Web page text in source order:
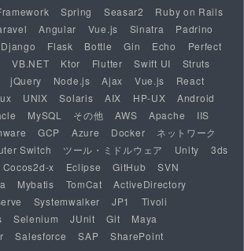
Spring Seasar2
Ruby on Rails
Angular Vue.js Sinatra
Padrino
Django Flask Bottle Gin Echo
Perfect
VB.NET Ktor Flutter Swift UI
Struts
jQuery Node.js Ajax Vue.js
React
UNIX Solaris AIX HP-UX
Android
MySQL その他 AWS Apache
IIS
GCP Azure Docker
ネットワーク
Switch ツール・ミドルウェア Unity
3ds
Cocos2d-x Eclipse GitHub
SVN
Mybatis TomCat
ActiveDirectory
Systemwalker JP1
Tivoli
Selenium JUnit Git
Maya
Salesforce SAP SharePoint